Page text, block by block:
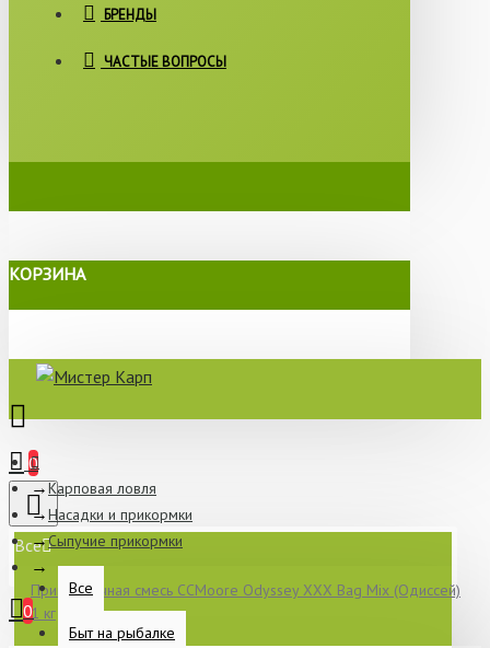
БРЕНДЫ
ЧАСТЫЕ ВОПРОСЫ
КОРЗИНА
0
Все
Все
Быт на рыбалке
0
Карповая ловля
Насадки и прикормки
Сыпучие прикормки
Прикормочная смесь CCMoore Odyssey XXX Bag Mix (Одиссей)
1 кг